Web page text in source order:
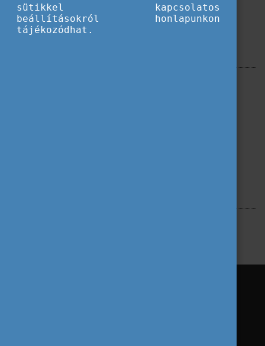
sütikkel kapcsolatos
beállításokról honlapunkon
tájékozódhat.